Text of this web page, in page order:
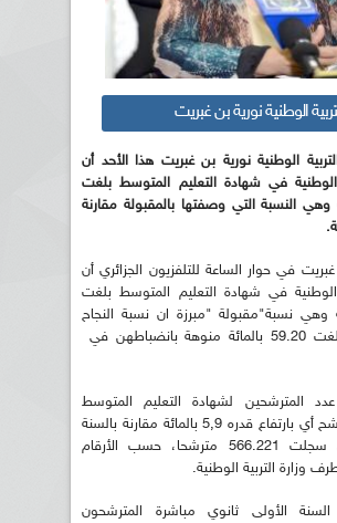
الوطنية نورية بن غبريت
الوطنية نورية بن غبريت هذا الأحد أن
في شهادة التعليم المتوسط بلغت
وهي النسبة التي وصفتها بالمقبولة مقارنة
في حوار الساعة للتلفزيون الجزائري أن
الوطنية في شهادة التعليم المتوسط بلغت
وهي نسبة"مقبولة "مبرزة ان نسبة النجاح
لدى الإناث بلغت 59.20 بالمائة منوهة بانضباطهن في
عدد المترشحين لشهادة التعليم المتوسط
595.865 مترشح أي بارتفاع قدره 5,9 بالمائة مقارنة بالسنة
الماضية التي سجلت 566.221 مترشحا، حسب الأرقام
وزارة التربية الوطنية.
الأولى ثانوي مباشرة المترشحون